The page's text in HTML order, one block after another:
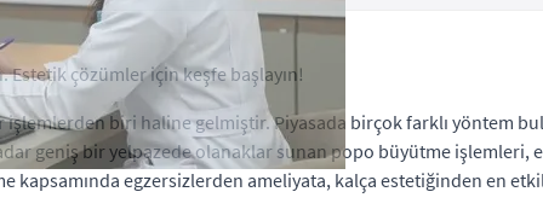
çözümler için keşfe başlayın!
biri haline gelmiştir. Piyasada birçok farklı yöntem
geniş bir yelpazede olanaklar sunan popo büyütme işlemleri,
kapsamında egzersizlerden ameliyata, kalça estetiğinden en